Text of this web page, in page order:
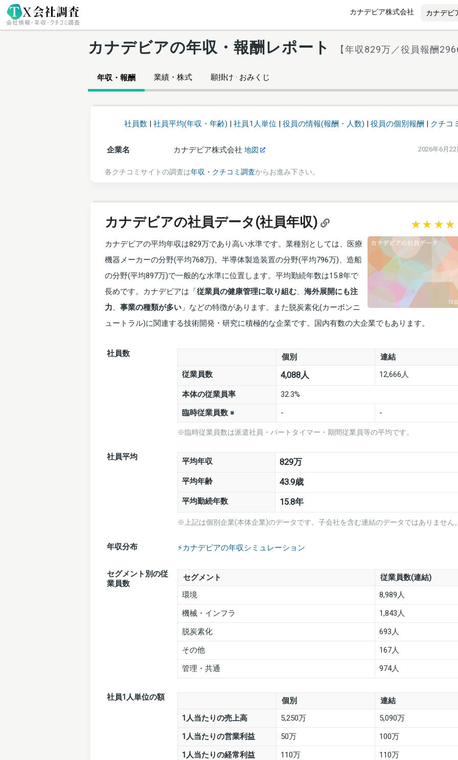
カナデビア株式会社
カナデビアの年収・報酬レポート 【年収829万／役員報酬
年収・報酬 業績・株式 願掛け · おみくじ
社員数 | 社員平均(年収・年齢) | 社員1人単位 | 役員の情報(報酬・人数) | 役員の個別報酬 | クチコ
企業名 カナデビア株式会社 地図 2026年6月
各クチコミサイトの調査は年収・クチコミ調査からお進み下さい。
カナデビアの社員データ(社員年収)
カナデビアの平均年収は829万であり高い水準です。業種別としては、医療
機器メーカーの分野(平均768万)、半導体製造装置の分野(平均796万)、造船
の分野(平均897万)で一般的な水準に位置します。平均勤続年数は15.8年で
長めです。カナデビアは「従業員の健康管理に取り組む、 海外展開にも注
力、 事業の種類が多い 」などの特徴があります。また脱炭素化(カーボンニ
ュートラル)に関連する技術開発・研究に積極的な企業です。国内有数の大企業でもあります。
社員数 個別
連結
従業員数
4,088人 12,666人
本体の従業員率
32.3%
臨時従業員数※ - -
※臨時従業員数は派遣社員・パートタイマー・期間従業員等の平均です。
社員平均 平均年収 829万
平均年齢 43.9歳
平均勤続年数 15.8年
※上記は個別企業(本体企業)のデータです。子会社を含む連結のデータではありません
年収分布 ⚡️カナデビアの年収シミュレーション
セグメント別の従
業員数
セグメント
従業員数(連結)
環境
8,989人
機械・インフラ
1,843人
脱炭素化
693人
その他
167人
管理・共通
974人
社員1人単位の額 個別
連結
1人当たりの売上高
5,250万
5,090万
1人当たりの営業利益
50万
100万
1人当たりの経常利益
110万
110万